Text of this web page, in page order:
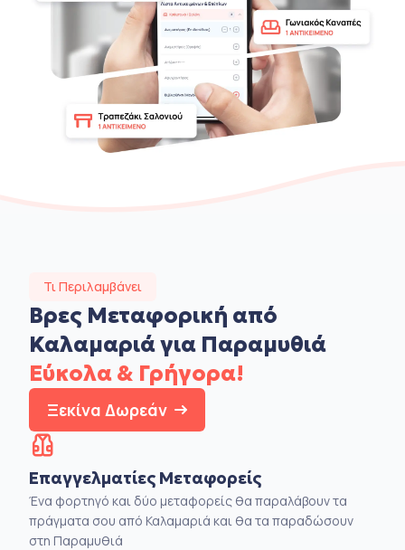
Τι Περιλαμβάνει
Βρες Μεταφορική από
Καλαμαριά για Παραμυθιά
Εύκολα & Γρήγορα!
Ξεκίνα Δωρεάν
Επαγγελματίες Μεταφορείς
Ένα φορτηγό και δύο μεταφορείς θα παραλάβουν τα
πράγματα σου από Καλαμαριά και θα τα παραδώσουν
στη Παραμυθιά